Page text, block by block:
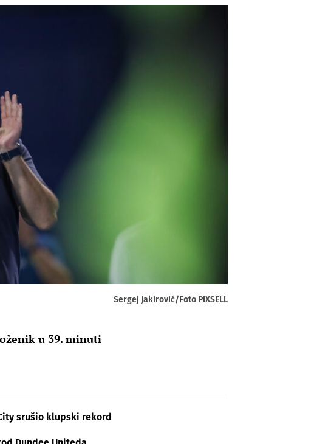
Sergej Jakirović/Foto PIXSELL
u 39. minuti
srušio klupski rekord